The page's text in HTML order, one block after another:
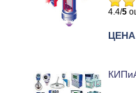
4.4/5
ЦЕНА